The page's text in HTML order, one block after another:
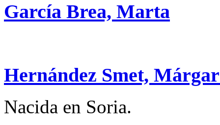
García Brea, Marta
Hernández Smet,
Nacida en Soria.